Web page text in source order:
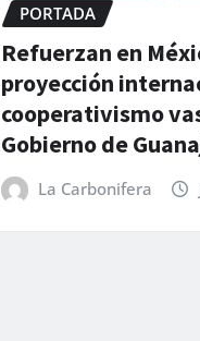
PORTADA
Refuerzan en
proyección
cooperativismo
Gobierno de
La Carbonifera